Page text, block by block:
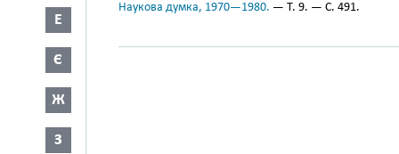
Е
Є
Ж
З
Наукова думка, 1970—1980. — Т. 9. — С. 491.